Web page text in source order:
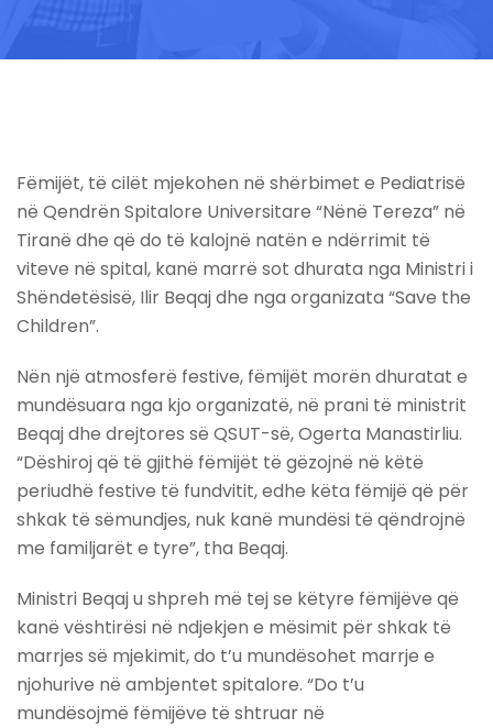
Fëmijët, të cilët mjekohen në shërbimet e Pediatrisë
në Qendrën Spitalore Universitare “Nënë Tereza” në
Tiranë dhe që do të kalojnë natën e ndërrimit të
viteve në spital, kanë marrë sot dhurata nga Ministri i
Shëndetësisë, Ilir Beqaj dhe nga organizata “Save the
Children”.
Nën një atmosferë festive, fëmijët morën dhuratat e
mundësuara nga kjo organizatë, në prani të ministrit
Beqaj dhe drejtores së QSUT-së, Ogerta Manastirliu.
“Dëshiroj që të gjithë fëmijët të gëzojnë në këtë
periudhë festive të fundvitit, edhe këta fëmijë që për
shkak të sëmundjes, nuk kanë mundësi të qëndrojnë
me familjarët e tyre”, tha Beqaj.
Ministri Beqaj u shpreh më tej se këtyre fëmijëve që
kanë vështirësi në ndjekjen e mësimit për shkak të
marrjes së mjekimit, do t’u mundësohet marrje e
njohurive në ambjentet spitalore. “Do t’u
mundësojmë fëmijëve të shtruar në